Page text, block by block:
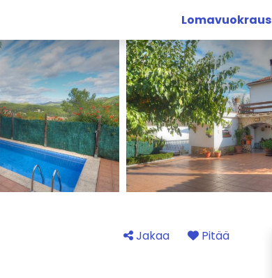
Lomavuokraus
Jakaa Pitää